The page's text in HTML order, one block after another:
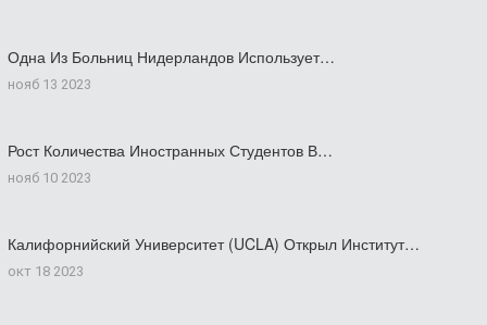
Одна Из Больниц Нидерландов Использует…
нояб 13 2023
Рост Количества Иностранных Студентов В…
нояб 10 2023
Калифорнийский Университет (UCLA) Открыл Институт…
окт 18 2023